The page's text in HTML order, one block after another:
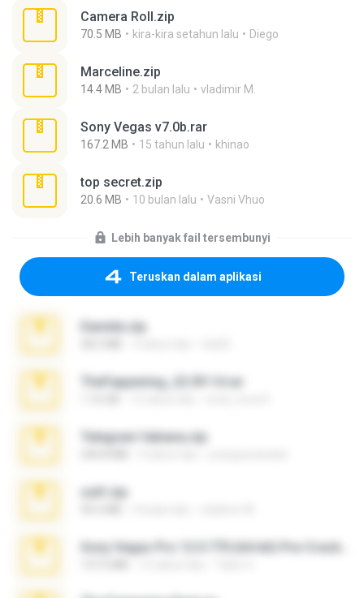
Camera Roll.zip
70.5 MB kira-kira setahun lalu Diego
Marceline.zip
14.4 MB 2 bulan lalu vladimir M.
Sony Vegas v7.0b.rar
167.2 MB 15 tahun lalu khinao
top secret.zip
20.6 MB 10 bulan lalu Vasni Vhuo
Lebih banyak fail tersembunyi
Teruskan dalam aplikasi
Daniela.zip
TheFappening_22.09.14.rar
Telegram fabiana.zip
ouh!.zip